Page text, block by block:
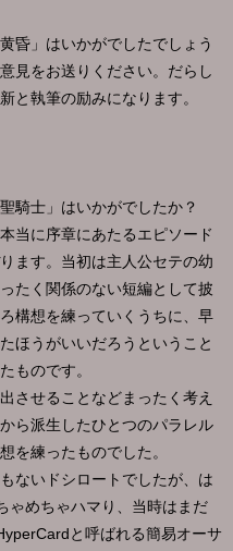
昏」はいかがでしたでしょう
見をお送りください。だらし
と執筆の励みになります。
騎士」はいかがでしたか？
当に序章にあたるエピソード
ます。当初は主人公セテの幼
たく関係のない短編として披
構想を練っていくうちに、早
ほうがいいだろうということ
ものです。
させることなどまったく考え
ら派生したひとつのパラレル
を練ったものでした。
ないドシロートでしたが、は
ゃめちゃハマり、当時はまだ
と呼ばれる簡易オーサ